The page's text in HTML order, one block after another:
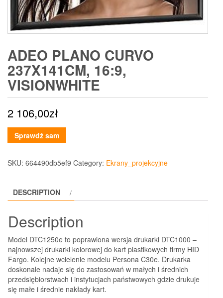
ADEO PLANO CURVO
237X141CM, 16:9,
VISIONWHITE
2 106,00zł
Sprawdź sam
SKU: 664490db5ef9 Category: Ekrany_projekcyjne
DESCRIPTION
Description
Model DTC1250e to poprawiona wersja drukarki DTC1000 –
najnowszej drukarki kolorowej do kart plastikowych firmy HID
Fargo. Kolejne wcielenie modelu Persona C30e. Drukarka
doskonale nadaje się do zastosowań w małych i średnich
przedsiębiorstwach i instytucjach państwowych gdzie drukuje
się małe i średnie nakłady kart.